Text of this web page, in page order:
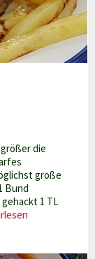
die
große
Bund
1 TL